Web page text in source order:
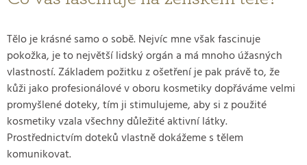
Tělo je krásné samo o sobě. Nejvíc mne však fascinuje
pokožka, je to největší lidský orgán a má mnoho úžasných
vlastností. Základem požitku z ošetření je pak právě to, že
kůži jako profesionálové v oboru kosmetiky dopřáváme velmi
promyšlené doteky, tím ji stimulujeme, aby si z použité
kosmetiky vzala všechny důležité aktivní látky.
Prostřednictvím doteků vlastně dokážeme s tělem
komunikovat.